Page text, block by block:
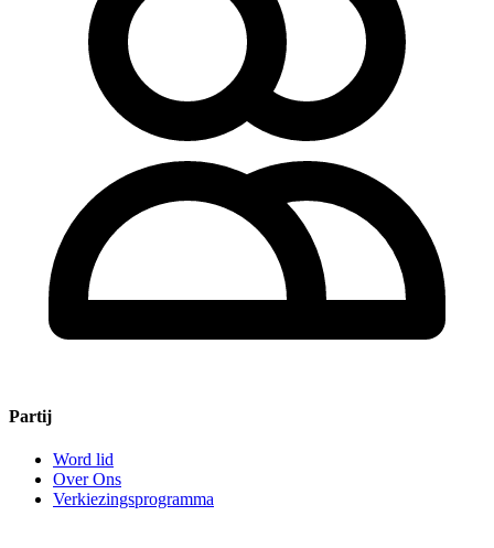
Partij
Word lid
Over Ons
Verkiezingsprogramma